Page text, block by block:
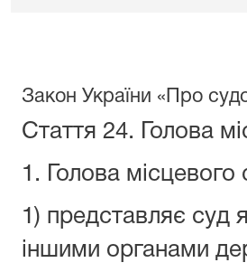
Закон України «Про
Стаття 24. Голова
1. Голова місцевого
1) представляє суд
іншими органами